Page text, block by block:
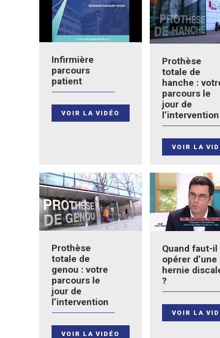
Infirmière
parcours
patient
VOIR LA VIDÉO
Prothèse
totale de
hanche :
parcours le
jour de
l’intervention
VOIR LA
Prothèse
totale de
genou : votre
parcours le
jour de
l’intervention
VOIR LA VIDÉO
Quand faut-il
opérer d’une
hernie
?
VOIR LA